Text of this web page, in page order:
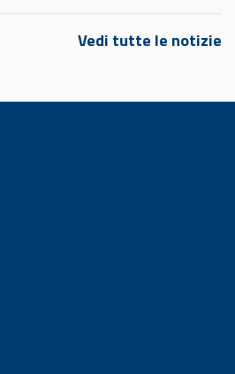
Vedi tutte le notizie